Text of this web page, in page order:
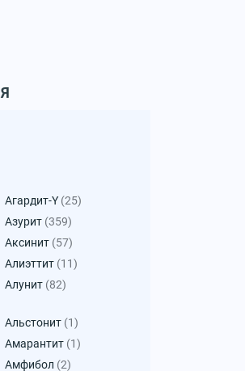
Я
Агардит-Y (25)
Азурит (359)
Аксинит (57)
Алиэттит (11)
Алунит (82)
Альстонит (1)
Амарантит (1)
Амфибол (2)